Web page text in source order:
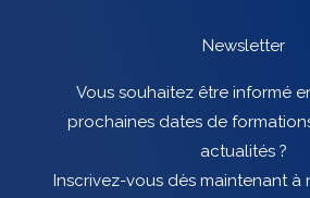
Newsletter
Vous souhaitez être informé
prochaines dates de
actualités ?
Inscrivez-vous dès maintenant à